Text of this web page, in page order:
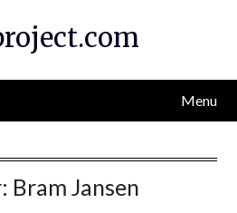
Menu
Bram Jansen